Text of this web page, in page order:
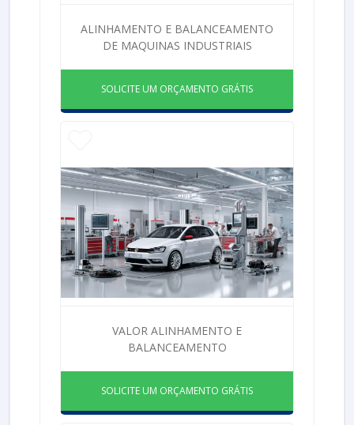
ALINHAMENTO E BALANCEAMENTO
DE MAQUINAS INDUSTRIAIS
SOLICITE UM ORÇAMENTO GRÁTIS
VALOR ALINHAMENTO E
BALANCEAMENTO
SOLICITE UM ORÇAMENTO GRÁTIS